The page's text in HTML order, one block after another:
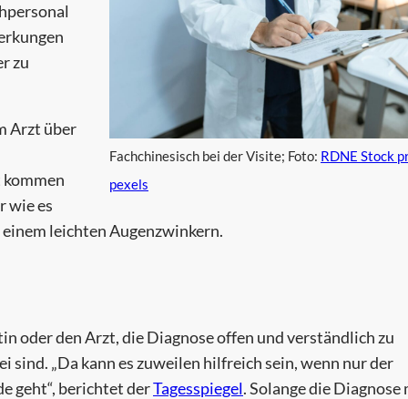
Fachchinesisch bei der Visite; Foto: RDNE Stock
pexels
zu
Arzt über
wie es
leichten Augenzwinkern.
oder den Arzt, die Diagnose offen und verständlich zu
„Da kann es zuweilen hilfreich sein, wenn nur der
geht“, berichtet derTagesspiegel. Solange die Diagnose